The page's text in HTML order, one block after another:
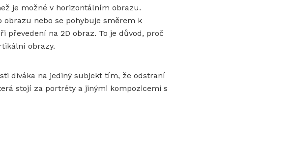
je možné v horizontálním obrazu.
obrazu nebo se pohybuje směrem k
převedení na 2D obraz. To je důvod, proč
obrazy.
diváka na jediný subjekt tím, že odstraní
stojí za portréty a jinými kompozicemi s